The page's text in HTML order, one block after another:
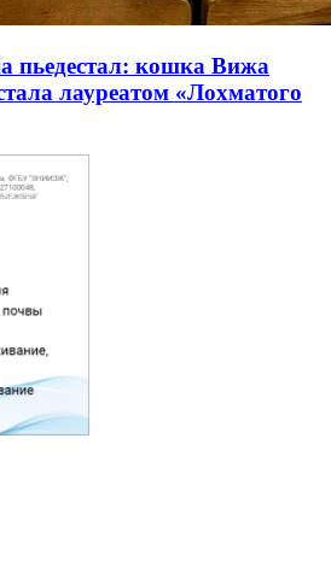
пьедестал: кошка Вижа
лауреатом «Лохматого